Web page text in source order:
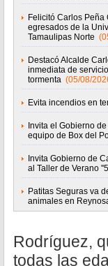
Felicitó Carlos Peña
egresados de la
Tamaulipas Norte
Destacó Alcalde
inmediata de
tormenta (05/08/
Evita incendios en
Invita el Gobierno
equipo de Box del
Invita Gobierno de
al Taller de Verano
Patitas Seguras va
animales en
Rodríguez,
todas las